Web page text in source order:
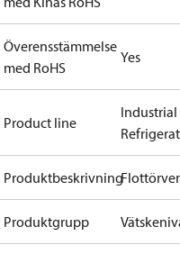
Överensstämmelse
med RoHS
Yes
Product line
Industrial
Produktbeskrivning
Produktgrupp